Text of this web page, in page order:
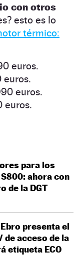
con otros
esto es lo
térmico:
euros.
euros.
euros.
euros.
para los
ahora con
de la DGT
presenta el
de acceso de la
etiqueta ECO